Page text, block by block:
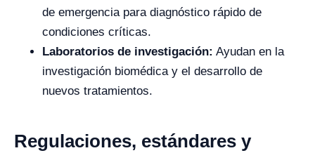
de emergencia para diagnóstico rápido de
condiciones críticas.
Laboratorios de investigación: Ayudan en la
investigación biomédica y el desarrollo de
nuevos tratamientos.
Regulaciones, estándares y